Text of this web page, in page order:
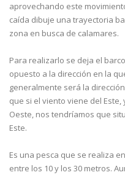
aprovechando este
caída dibuje una trayectoria
zona en busca de calamares.
Para realizarlo se deja el
opuesto a la dirección en la
generalmente será la
que si el viento viene del
Oeste, nos tendríamos que
Este.
Es una pesca que se realiza
entre los 10 y los 30 metros.